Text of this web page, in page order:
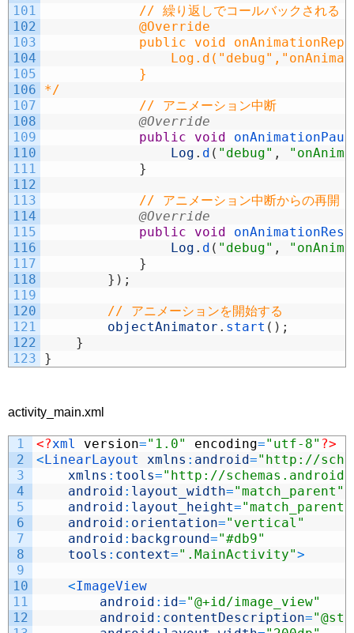
101
102
103
104
105
106
107
108
109
110
111
112
113
114
115
116
117
118
119
120
121
122
123
// 繰り返しでコールバックされる
@Override
public void
}
*/
// アニメーション中断
@Override
public
void
Log . d ( "debug" ,
}
// アニメーション中断からの再開
@Override
public
void
Log . d ( "debug" ,
}
} ) ;
// アニメーションを開始する
objectAnimator . start ( ) ;
}
}
activity_main.xml
1
2
3
4
5
6
7
8
9
10
11
12
<?xml version="1.0" encoding="utf-8" ?>
<LinearLayout xmlns : android="http://
xmlns : tools="http://
android : layout_width="match_parent"
android : layout_height="match_parent"
android : orientation="vertical"
android : background="#db9"
tools : context=".MainActivity">
<ImageView
android : id="@+id/image_view"
android : contentDescription=